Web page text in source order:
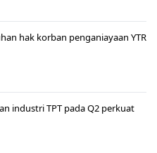
hak korban penganiayaan YTR
industri TPT pada Q2 perkuat